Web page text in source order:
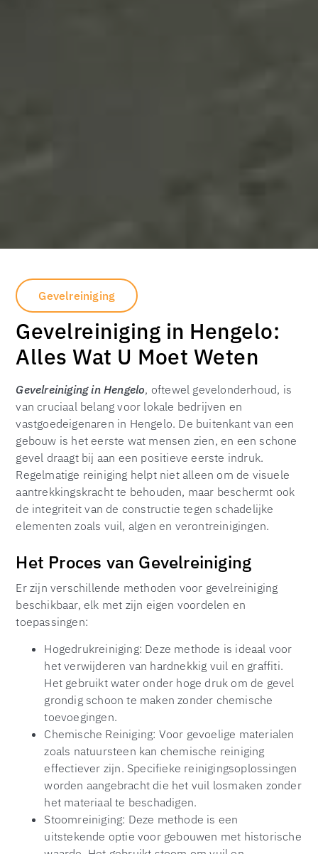
Gevelreiniging
Gevelreiniging in Hengelo:
Alles Wat U Moet Weten
Gevelreiniging in Hengelo, oftewel gevelonderhoud, is
van cruciaal belang voor lokale bedrijven en
vastgoedeigenaren in Hengelo. De buitenkant van een
gebouw is het eerste wat mensen zien, en een schone
gevel draagt bij aan een positieve eerste indruk.
Regelmatige reiniging helpt niet alleen om de visuele
aantrekkingskracht te behouden, maar beschermt ook
de integriteit van de constructie tegen schadelijke
elementen zoals vuil, algen en verontreinigingen.
Het Proces van Gevelreiniging
Er zijn verschillende methoden voor gevelreiniging
beschikbaar, elk met zijn eigen voordelen en
toepassingen:
Hogedrukreiniging: Deze methode is ideaal voor
het verwijderen van hardnekkig vuil en graffiti.
Het gebruikt water onder hoge druk om de gevel
grondig schoon te maken zonder chemische
toevoegingen.
Chemische Reiniging: Voor gevoelige materialen
zoals natuursteen kan chemische reiniging
effectiever zijn. Specifieke reinigingsoplossingen
worden aangebracht die het vuil losmaken zonder
het materiaal te beschadigen.
Stoomreiniging: Deze methode is een
uitstekende optie voor gebouwen met historische